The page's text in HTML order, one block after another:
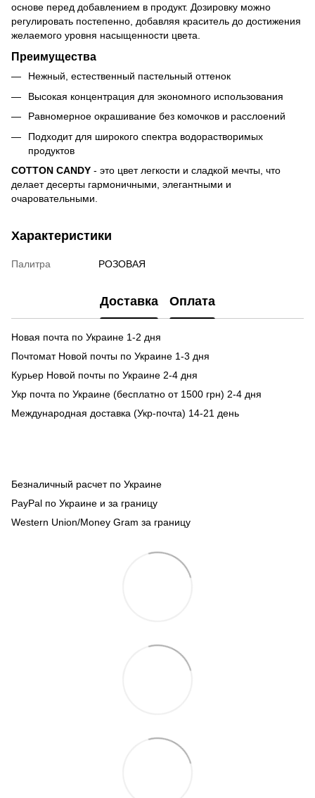
основе перед добавлением в продукт. Дозировку можно
регулировать постепенно, добавляя краситель до достижения
желаемого уровня насыщенности цвета.
Преимущества
Нежный, естественный пастельный оттенок
Высокая концентрация для экономного использования
Равномерное окрашивание без комочков и расслоений
Подходит для широкого спектра водорастворимых
продуктов
COTTON CANDY - это цвет легкости и сладкой мечты, что
делает десерты гармоничными, элегантными и
очаровательными.
Характеристики
Палитра РОЗОВАЯ
Доставка Оплата
Новая почта по Украине 1-2 дня
Почтомат Новой почты по Украине 1-3 дня
Курьер Новой почты по Украине 2-4 дня
Укр почта по Украине (бесплатно от 1500 грн) 2-4 дня
Международная доставка (Укр-почта) 14-21 день
Безналичный расчет по Украине
PayPal по Украине и за границу
Western Union/Money Gram за границу